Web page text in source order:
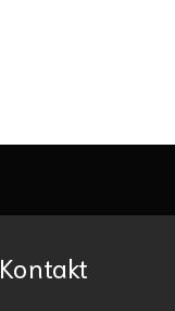
Kontakt